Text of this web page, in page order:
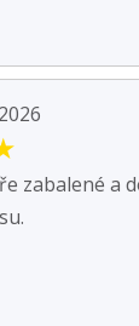
zabalené a